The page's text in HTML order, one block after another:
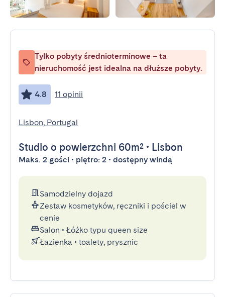
Tylko pobyty średnioterminowe – ta
nieruchomość jest idealna na dłuższe pobyty.
4.8 11 opinii
Lisbon, Portugal
Studio o powierzchni 60m² • Lisbon
Maks. 2 gości • piętro: 2 • dostępny windą
Samodzielny dojazd
Zestaw kosmetyków, ręczniki i pościel w
cenie
Salon • Łóżko typu queen size
Łazienka • toalety, prysznic